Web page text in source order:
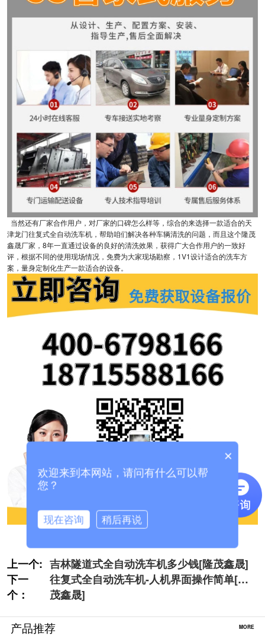
当然还有厂家合作用户，对厂家的口碑怎么样等，综合的来选择一款适合的天
津龙门往复式全自动洗车机，帮助咱们解决各种车辆清洗的问题，而且这个隆茂
鑫晟厂家，8年一直通过设备的良好的清洗效果，获得广大合作用户的一致好
评，根据不同的使用现场情况，免费为大家现场勘察，1V1设计适合的洗车方
案，量身定制化生产一款适合的设备。
上一个: 吉林隧道式全自动洗车机多少钱[隆茂鑫晟]
下一
个：
往复式全自动洗车机-人机界面操作简单[隆
茂鑫晟]
产品推荐 MORE
×
欢迎来到本网站，请问有什么可以帮
您？
现在咨询 稍后再说